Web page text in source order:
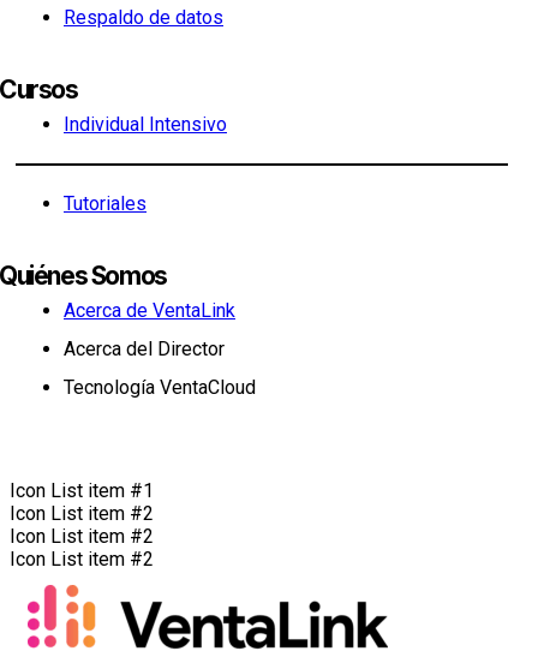
Respaldo de datos
Cursos
Individual Intensivo
Tutoriales
Quiénes Somos
Acerca de VentaLink
Acerca del Director
Tecnología VentaCloud
Icon List item #1
Icon List item #2
Icon List item #2
Icon List item #2